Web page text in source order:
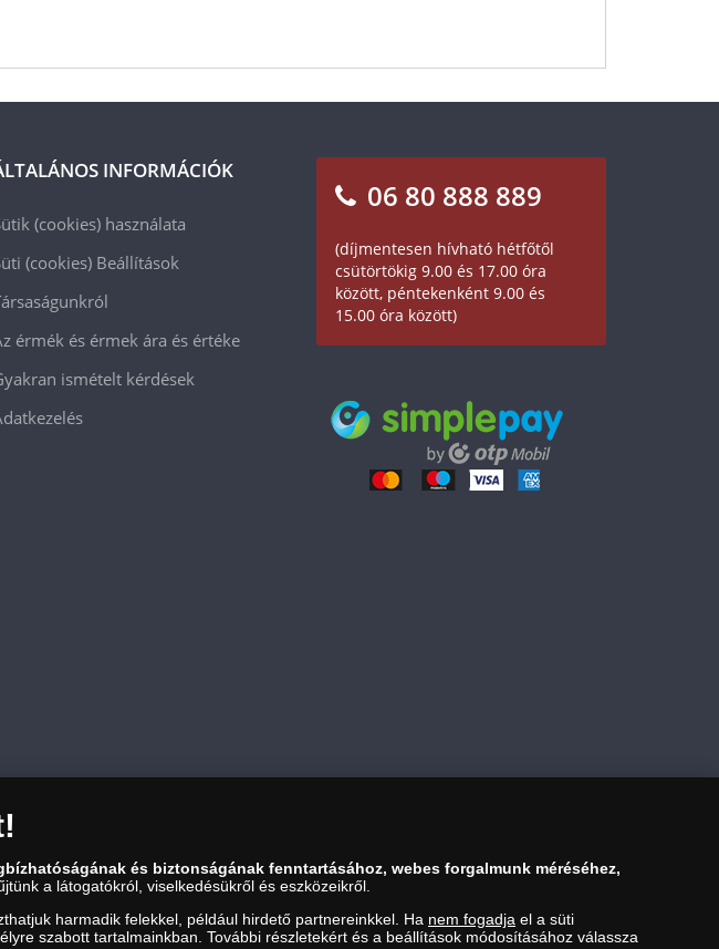
29 990 Ft
Kosárba tesz
INFORMÁCIÓK
(cookies) használata
(cookies) Beállítások
érmék és érmek ára és értéke
ismételt kérdések
06 80 888 889
(díjmentesen hívható hétfőtől
csütörtökig 9.00 és 17.00 óra
között, péntekenként 9.00 és
15.00 óra között)
a Magyar Kereskedelmi Engedélyezési Hivatal Nemesfémvizsgáló és Hitelesítő Hatóság (1089
és biztonságának fenntartásához, webes forgalmunk méréséhez,
a látogatókról, viselkedésükről és eszközeikről.
harmadik felekkel, például hirdető partnereinkkel. Ha nem fogadja el a süti
szabott tartalmainkban. További részletekért és a beállítások módosításához válassza